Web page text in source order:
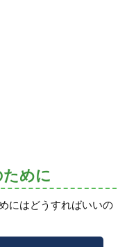
ために
にはどうすればいいの